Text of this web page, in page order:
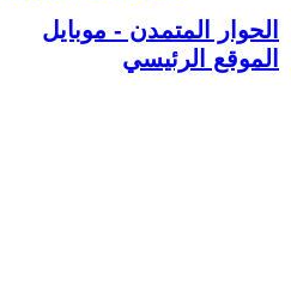
الحوار المتمدن - موبايل
الموقع الرئيسي